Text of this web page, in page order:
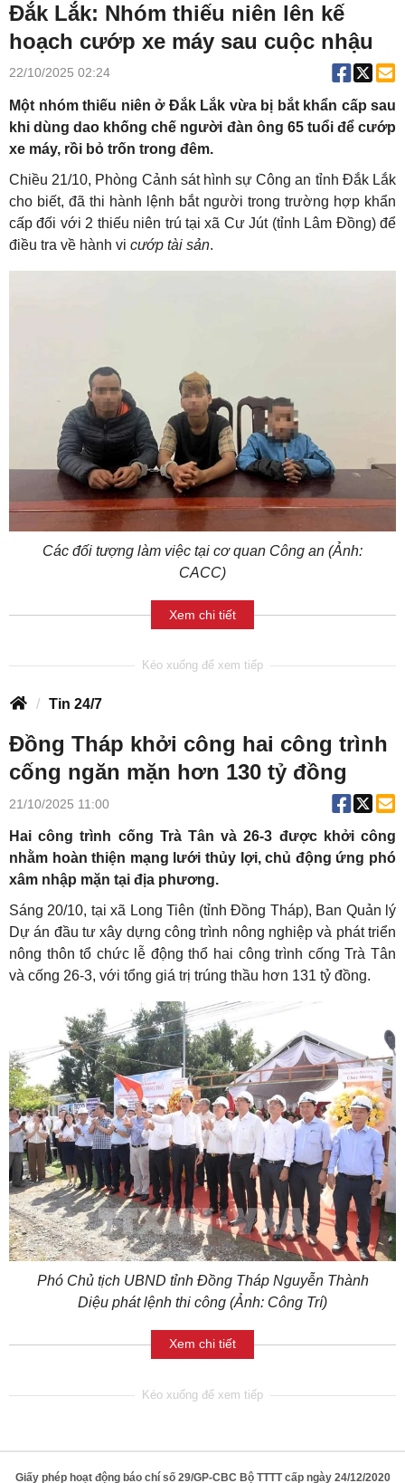
Đắk Lắk: Nhóm thiếu niên lên kế
hoạch cướp xe máy sau cuộc nhậu
22/10/2025 02:24
Một nhóm thiếu niên ở Đắk Lắk vừa bị bắt khẩn cấp sau
khi dùng dao khống chế người đàn ông 65 tuổi để cướp
xe máy, rồi bỏ trốn trong đêm.
Chiều 21/10, Phòng Cảnh sát hình sự Công an tỉnh Đắk Lắk
cho biết, đã thi hành lệnh bắt người trong trường hợp khẩn
cấp đối với 2 thiếu niên trú tại xã Cư Jút (tỉnh Lâm Đồng) để
điều tra về hành vi cướp tài sản.
Các đối tượng làm việc tại cơ quan Công an (Ảnh:
CACC)
Xem chi tiết
Tin 24/7
Đồng Tháp khởi công hai công trình
cống ngăn mặn hơn 130 tỷ đồng
21/10/2025 11:00
Hai công trình cống Trà Tân và 26-3 được khởi công
nhằm hoàn thiện mạng lưới thủy lợi, chủ động ứng phó
xâm nhập mặn tại địa phương.
Sáng 20/10, tại xã Long Tiên (tỉnh Đồng Tháp), Ban Quản lý
Dự án đầu tư xây dựng công trình nông nghiệp và phát triển
nông thôn tổ chức lễ động thổ hai công trình cống Trà Tân
và cống 26-3, với tổng giá trị trúng thầu hơn 131 tỷ đồng.
Phó Chủ tịch UBND tỉnh Đồng Tháp Nguyễn Thành
Diệu phát lệnh thi công (Ảnh: Công Trí)
Xem chi tiết
Giấy phép hoạt động báo chí số 29/GP-CBC Bộ TTTT cấp ngày 24/12/2020